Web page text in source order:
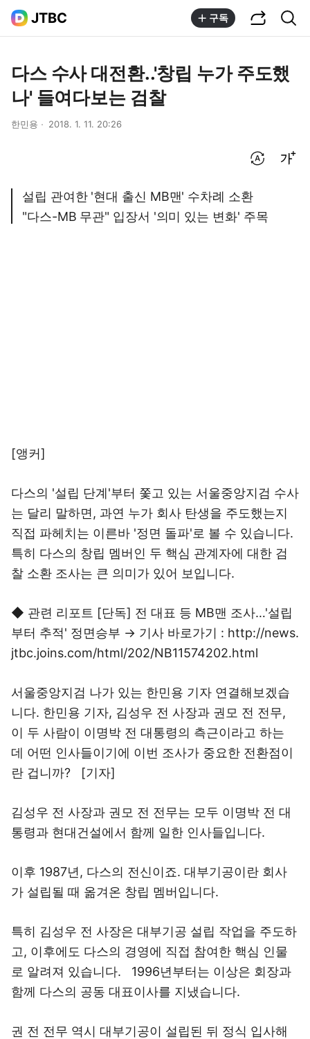
JTBC 구독
다스 수사 대전환..'창립 누가 주도했
나' 들여다보는 검찰
한민용 2018. 1. 11. 20:26
설립 관여한 '현대 출신 MB맨' 수차례 소환
"다스-MB 무관" 입장서 '의미 있는 변화' 주목
[앵커]
다스의 '설립 단계'부터 쫓고 있는 서울중앙지검 수사
는 달리 말하면, 과연 누가 회사 탄생을 주도했는지
직접 파헤치는 이른바 '정면 돌파'로 볼 수 있습니다.
특히 다스의 창립 멤버인 두 핵심 관계자에 대한 검
찰 소환 조사는 큰 의미가 있어 보입니다.
◆ 관련 리포트 [단독] 전 대표 등 MB맨 조사…'설립
부터 추적' 정면승부 → 기사 바로가기 : http://news.
jtbc.joins.com/html/202/NB11574202.html
서울중앙지검 나가 있는 한민용 기자 연결해보겠습
니다. 한민용 기자, 김성우 전 사장과 권모 전 전무,
이 두 사람이 이명박 전 대통령의 측근이라고 하는
데 어떤 인사들이기에 이번 조사가 중요한 전환점이
란 겁니까? [기자]
김성우 전 사장과 권모 전 전무는 모두 이명박 전 대
통령과 현대건설에서 함께 일한 인사들입니다.
이후 1987년, 다스의 전신이죠. 대부기공이란 회사
가 설립될 때 옮겨온 창립 멤버입니다.
특히 김성우 전 사장은 대부기공 설립 작업을 주도하
고, 이후에도 다스의 경영에 직접 참여한 핵심 인물
로 알려져 있습니다. 1996년부터는 이상은 회장과
함께 다스의 공동 대표이사를 지냈습니다.
권 전 전무 역시 대부기공이 설립된 뒤 정식 입사해